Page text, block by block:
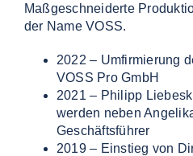
Maßgeschneiderte
der Name VOSS.
2022 – Umfirmierung
VOSS Pro GmbH
2021 – Philipp
werden neben
Geschäftsführer
2019 – Einstieg von